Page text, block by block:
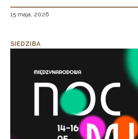
15 maja, 2026
SIEDZIBA